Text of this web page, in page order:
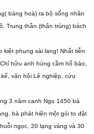
bàng hoà) ra bộ sống nhân
Trung thần (thân trùng) bách
kiệt phụng sài lang! Nhất tiễn
hữu anh hùng cầm hổ báo,
vãn hội Lê nghiệp, cứu
3 năm canh Ngọ 1450 bà
bà phát hiện một gói to đặt
ngọc, 20 lạng vàng và 30